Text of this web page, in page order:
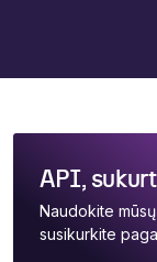
API,
Naudokite
susikurkite